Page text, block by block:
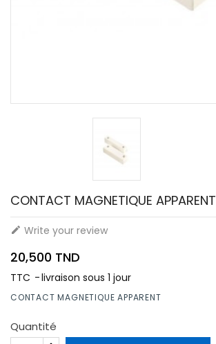
CONTACT MAGNETIQUE APPARENT
 Write your review
20,500 TND
TTC livraison sous 1 jour
CONTACT MAGNETIQUE APPARENT
Quantité